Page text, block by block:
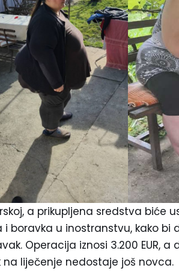
a prikupljena sredstva biće
boravka u inostranstvu, kako bi
Operacija iznosi 3.200 EUR,
liječenje nedostaje još novca.